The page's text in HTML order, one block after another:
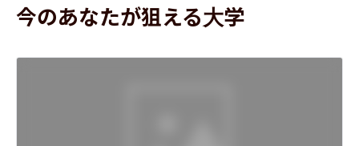
学校教育課程 美術科教育専攻
今のあなたが狙える大学